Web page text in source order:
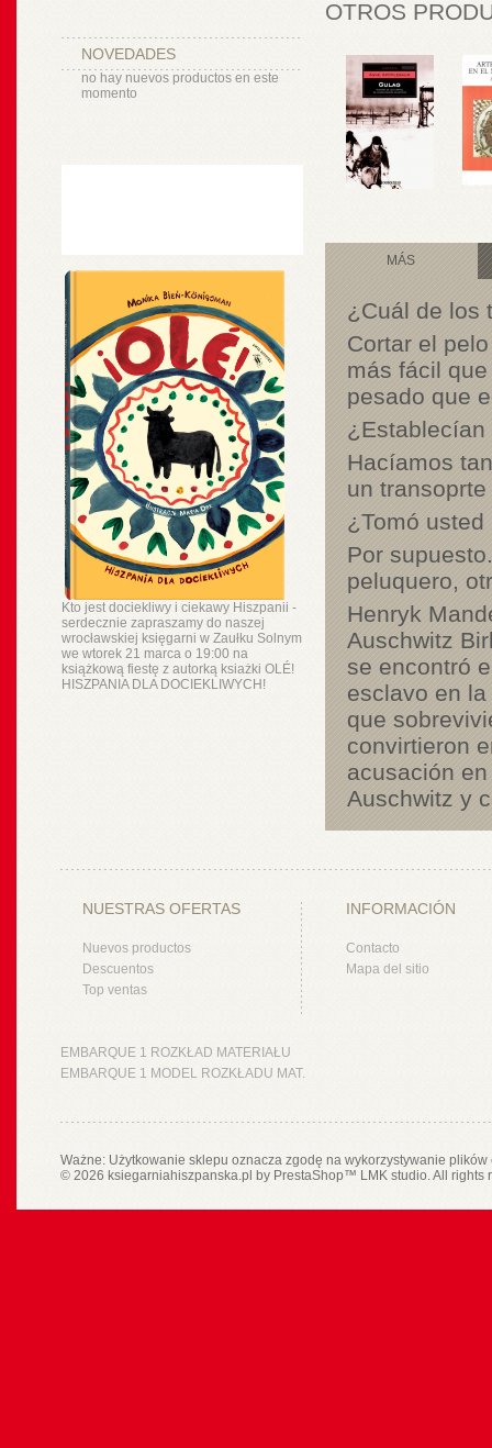
NOVEDADES
no hay nuevos productos en este
momento
Kto jest dociekliwy i ciekawy Hiszpanii -
serdecznie zapraszamy do naszej
wrocławskiej księgarni w Zaułku Solnym
we wtorek 21 marca o 19:00 na
książkową fiestę z autorką ksiażki OLÉ!
HISZPANIA DLA DOCIEKLIWYCH!
OTROS
MÁS
¿Cuál de los
Cortar el
más fácil
pesado que
¿Establecían
Hacíamos
un
¿Tomó
Por
peluquero,
Henryk
Auschwitz
se encontró
esclavo en
que
convirtieron
acusación
Auschwitz y
NUESTRAS OFERTAS
Nuevos productos
Descuentos
Top ventas
INFORMACIÓN
Contacto
Mapa del sitio
EMBARQUE 1 ROZKŁAD MATERIAŁU
EMBARQUE 1 MODEL ROZKŁADU MAT.
Ważne: Użytkowanie sklepu oznacza zgodę na wykorzystywanie
© 2026 ksiegarniahiszpanska.pl by PrestaShop™ LMK studio. All rights